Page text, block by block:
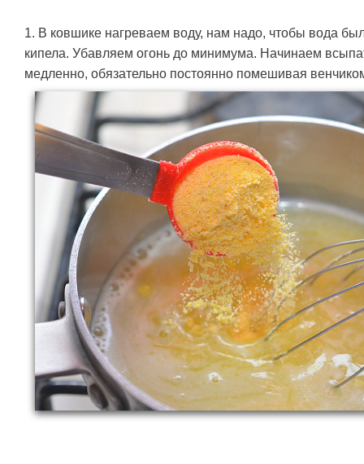
1. В ковшике нагреваем воду, нам надо, чтобы вода
кипела. Убавляем огонь до минимума. Начинаем
медленно, обязательно постоянно помешивая